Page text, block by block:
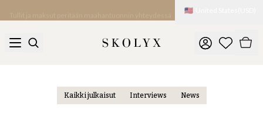
Tullit ja maksut peritään maahantuonnin yhteydessä 🇺🇸
Kaikki julkaisut Interviews News